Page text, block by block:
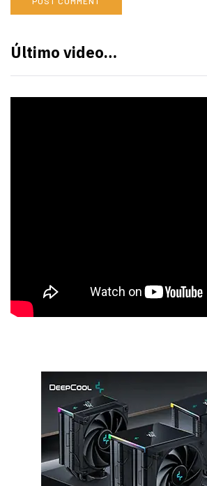
Último video…